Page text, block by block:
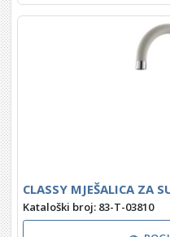
CLASSY MJEŠALICA ZA
Kataloški broj: 83-T-03810